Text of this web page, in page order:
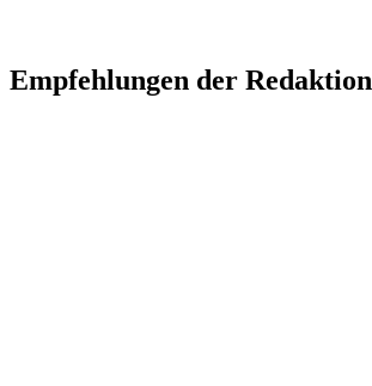
Empfehlungen der Redaktion